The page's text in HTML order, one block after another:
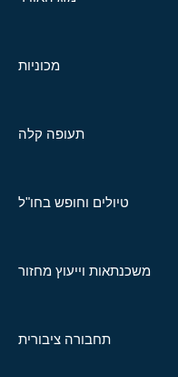
מכוניות
תעופה קלה
טיולים וחופש בחו"ל
משכנתאות וייעוץ מחזור
תחבורה ציבורית